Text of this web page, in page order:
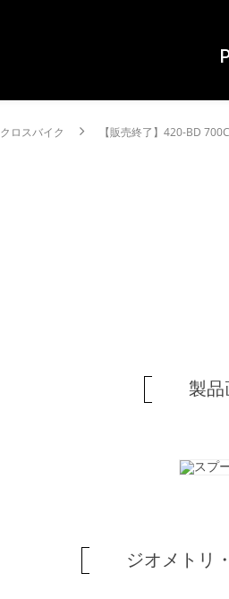
クロスバイク 【販売終了】420-BD
製
ジオメトリ